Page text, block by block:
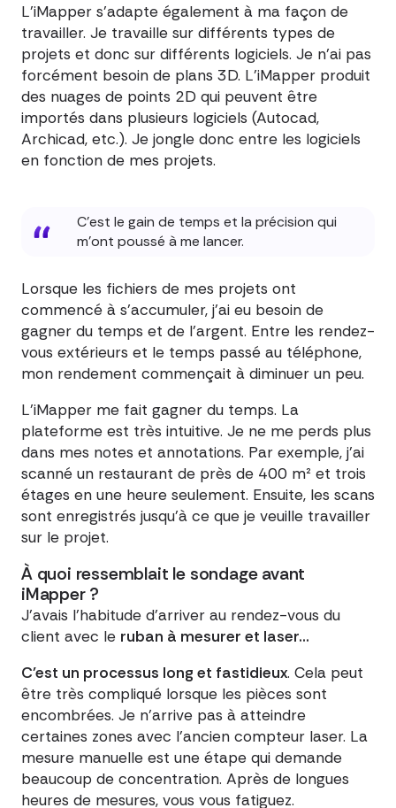
L'iMapper s'adapte également à ma façon de
travailler. Je travaille sur différents types de
projets et donc sur différents logiciels. Je n'ai pas
forcément besoin de plans 3D. L'iMapper produit
des nuages de points 2D qui peuvent être
importés dans plusieurs logiciels (Autocad,
Archicad, etc.). Je jongle donc entre les logiciels
en fonction de mes projets.
C'est le gain de temps et la précision qui
m'ont poussé à me lancer.
Lorsque les fichiers de mes projets ont
commencé à s'accumuler, j'ai eu besoin de
gagner du temps et de l'argent. Entre les rendez-
vous extérieurs et le temps passé au téléphone,
mon rendement commençait à diminuer un peu.
L'iMapper me fait gagner du temps. La
plateforme est très intuitive. Je ne me perds plus
dans mes notes et annotations. Par exemple, j'ai
scanné un restaurant de près de 400 m² et trois
étages en une heure seulement. Ensuite, les scans
sont enregistrés jusqu'à ce que je veuille travailler
sur le projet.
À quoi ressemblait le sondage avant
iMapper ?
J'avais l'habitude d'arriver au rendez-vous du
client avec le ruban à mesurer et laser...
C'est un processus long et fastidieux. Cela peut
être très compliqué lorsque les pièces sont
encombrées. Je n'arrive pas à atteindre
certaines zones avec l'ancien compteur laser. La
mesure manuelle est une étape qui demande
beaucoup de concentration. Après de longues
heures de mesures, vous vous fatiguez.